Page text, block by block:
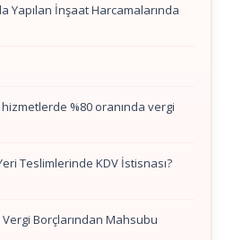
Yapılan İnşaat Harcamalarında
%80 oranında vergi
Teslimlerinde KDV İstisnası?
Vergi Borçlarından Mahsubu